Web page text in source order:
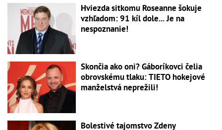
Hviezda sitkomu Roseanne šokuje
vzhľadom: 91 kíl dole... Je na
nespoznanie!
Skončia ako oni? Gáboríkovci čelia
obrovskému tlaku: TIETO hokejové
manželstvá neprežili!
Bolestivé tajomstvo Zdeny